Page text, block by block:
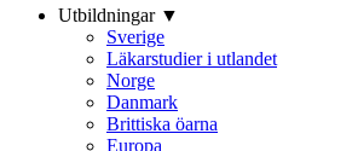
Utbildningar ▼
Sverige
Läkarstudier i utlandet
Norge
Danmark
Brittiska öarna
Europa